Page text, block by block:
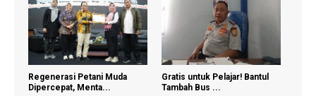
Regenerasi Petani Muda
Dipercepat, Menta...
Gratis untuk Pelajar! Bantul
Tambah Bus ...